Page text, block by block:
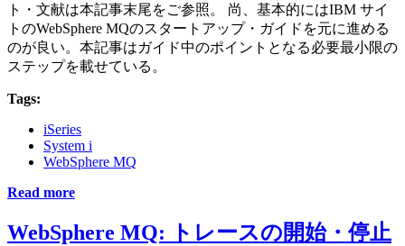
ト・文献は本記事末尾をご参照。 尚、基本的にはIBM サイ
トのWebSphere MQのスタートアップ・ガイドを元に進める
のが良い。本記事はガイド中のポイントとなる必要最小限の
ステップを載せている。
Tags:
iSeries
System i
WebSphere MQ
Read more
WebSphere MQ: トレースの開始・停止